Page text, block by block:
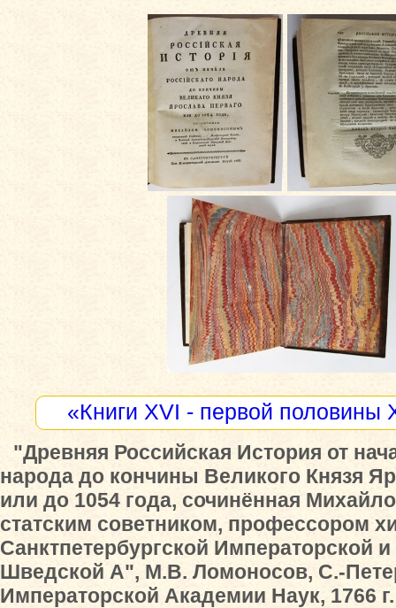
«Книги XVI - первой половины
"Древняя Российская История от
народа до кончины Великого Князя
или до 1054 года, сочинённая
статским советником, профессором
Санктпетербургской Императорской
Шведской А", М.В. Ломоносов, С.-
Императорской Академии Наук, 1766 г.